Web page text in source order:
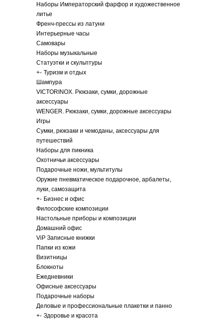
Наборы Императорский фарфор и художественное
литье
Френч-прессы из латуни
Интерьерные часы
Самовары
Наборы музыкальные
Статуэтки и скульптуры
+- Туризм и отдых
Шампура
VICTORINOX. Рюкзаки, сумки, дорожные
аксессуары
WENGER. Рюкзаки, сумки, дорожные аксессуары
Игры
Сумки, рюкзаки и чемоданы, аксессуары для
путешествий
Наборы для пикника
Охотничьи аксессуары
Подарочные ножи, мультитулы
Оружие пневматическое подарочное, арбалеты,
луки, самозащита
+- Бизнес и офис
Философские композиции
Настольные приборы и композиции
Домашний офис
ViP Записные книжки
Папки из кожи
Визитницы
Блокноты
Ежедневники
Офисные аксессуары
Подарочные наборы
Деловые и профессиональные плакетки и панно
+- Здоровье и красота